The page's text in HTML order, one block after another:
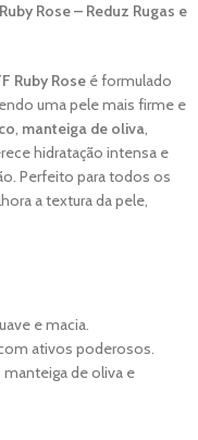
Rose – Reduz Rugas e
Ruby Rose é formulado
uma pele mais firme e
, manteiga de oliva,
hidratação intensa e
Perfeito para todos os
a textura da pele,
e macia.
ativos poderosos.
de oliva e